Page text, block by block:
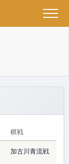
棋戦
加古川青流戦